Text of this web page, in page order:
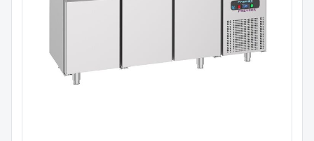
Saladette 3 dører
med glassoverbygg